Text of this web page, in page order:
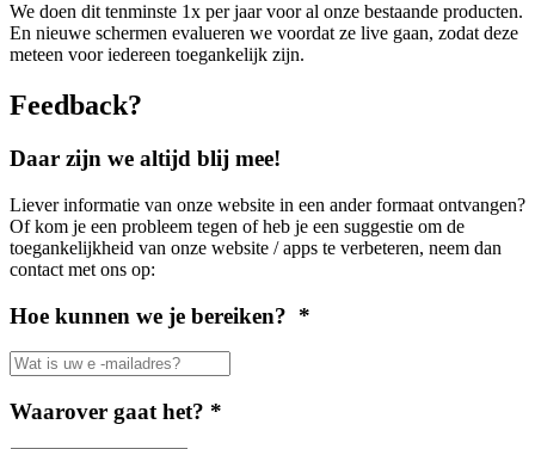
We doen dit tenminste 1x per jaar voor al onze bestaande producten.
En nieuwe schermen evalueren we voordat ze live gaan, zodat deze
meteen voor iedereen toegankelijk zijn.
Feedback?
Daar zijn we altijd blij mee!
Liever informatie van onze website in een ander formaat ontvangen?
Of kom je een probleem tegen of heb je een suggestie om de
toegankelijkheid van onze website / apps te verbeteren, neem dan
contact met ons op:
Hoe kunnen we je bereiken? *
Waarover gaat het? *